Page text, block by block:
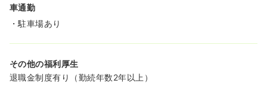
車通勤
・駐車場あり
その他の福利厚生
退職金制度有り（勤続年数2年以上）